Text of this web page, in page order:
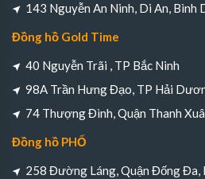
143 Nguyễn An Ninh, Di An, Bình
Đồng hồ Gold Time
40 Nguyễn Trãi , TP Bắc Ninh
98A Trần Hưng Đạo, TP Hải
74 Thượng Đình, Quận Thanh
Đồng hồ PHỐ
258 Đường Láng, Quận Đống Đa,